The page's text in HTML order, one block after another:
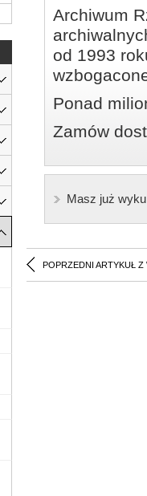
Archiwum
od 1993
Ponad
Zamów
Masz już
POPRZEDNI ARTYKUŁ Z